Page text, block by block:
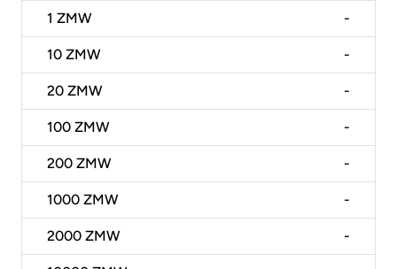
1 ZMW -
10 ZMW -
20 ZMW -
100 ZMW -
200 ZMW -
1000 ZMW -
2000 ZMW -